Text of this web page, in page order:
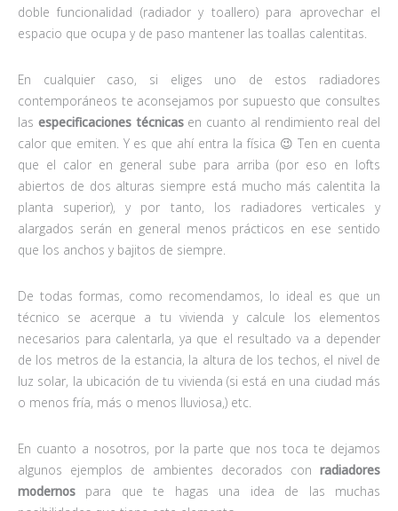
doble funcionalidad (radiador y toallero) para aprovechar el
espacio que ocupa y de paso mantener las toallas calentitas.
En cualquier caso, si eliges uno de estos radiadores
contemporáneos te aconsejamos por supuesto que consultes
las especificaciones técnicasen cuanto al rendimiento real del
calor que emiten. Y es que ahí entra la física 😉 Ten en cuenta
que el calor en general sube para arriba (por eso en lofts
abiertos de dos alturas siempre está mucho más calentita la
planta superior), y por tanto, los radiadores verticales y
alargados serán en general menos prácticos en ese sentido
que los anchos y bajitos de siempre.
De todas formas, como recomendamos, lo ideal es que un
técnico se acerque a tu vivienda y calcule los elementos
necesarios para calentarla, ya que el resultado va a depender
de los metros de la estancia, la altura de los techos, el nivel de
luz solar, la ubicación de tu vivienda (si está en una ciudad más
o menos fría, más o menos lluviosa,) etc.
En cuanto a nosotros, por la parte que nos toca te dejamos
algunos ejemplos de ambientes decorados con radiadores
modernos para que te hagas una idea de las muchas